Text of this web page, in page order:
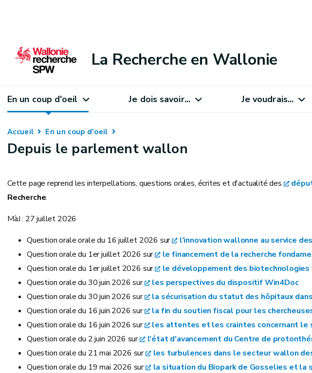
La Recherche en Wallonie
En un coup d'oeil Je dois savoir... Je voudrais...
Accueil En un coup d'oeil
Depuis le parlement wallon
Cette page reprend les interpellations, questions orales, écrites et d'actualité des
Recherche.
MàJ : 27 juillet 2026
Question orale orale du 16 juillet 2026 sur
l’innovation wallonne au service
Question orale du 1er juillet 2026 sur
le financement de la recherche
Question orale du 1er juillet 2026 sur
le développement des biotechnologies
Question orale du 30 juin 2026 sur
les perspectives du dispositif Win4Doc
Question orale du 30 juin 2026 sur
la sécurisation du statut des hôpitaux
Question orale du 16 juin 2026 sur
la fin du soutien fiscal pour les
Question orale du 16 juin 2026 sur
les attentes et les craintes concernant le
Question orale du 2 juin 2026 sur
l'état d'avancement du Centre de
Question orale du 21 mai 2026 sur
les turbulences dans le secteur wallon
Question orale du 19 mai 2026 sur
la situation du Biopark de Gosselies et